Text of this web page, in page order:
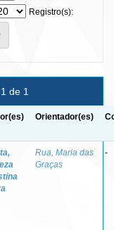
Registro(s):
de 1
Orientador(es)
Rua, Maria das
Graças
-